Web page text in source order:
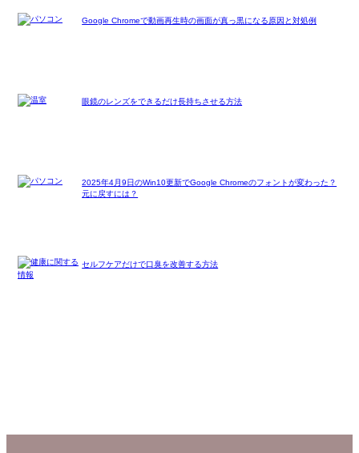
Google Chromeで動画再生時の画面が真っ黒になる原因と対処例
眼鏡のレンズをできるだけ長持ちさせる方法
2025年4月9日のWin10更新でGoogle Chromeのフォントが変わった？
元に戻すには？
セルフケアだけで口臭を改善する方法